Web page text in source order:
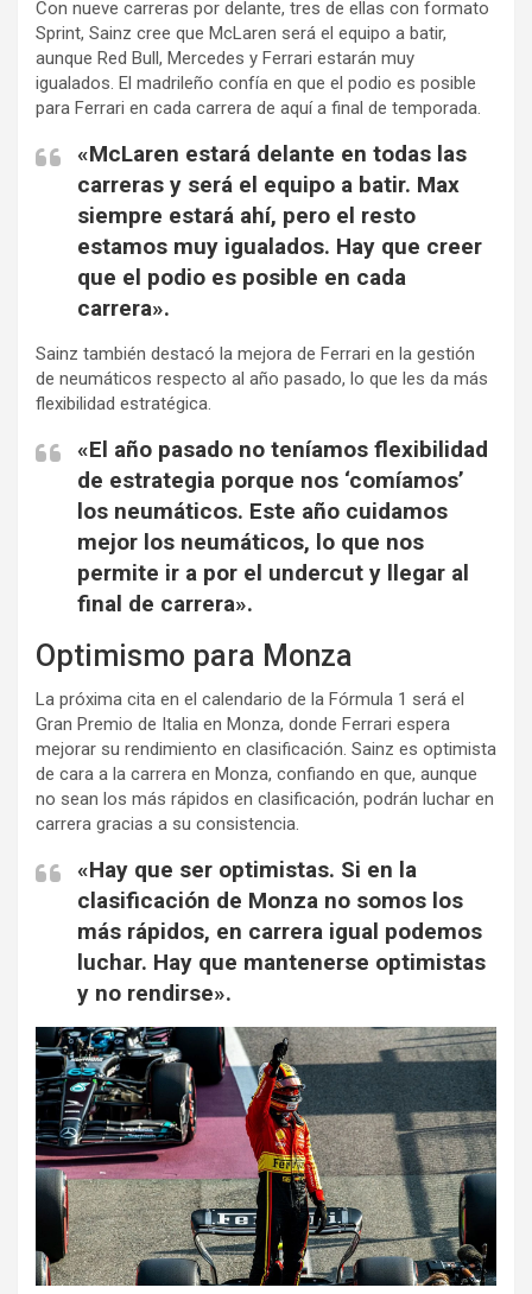
Con nueve carreras por delante, tres de ellas con formato
Sprint, Sainz cree que McLaren será el equipo a batir,
aunque Red Bull, Mercedes y Ferrari estarán muy
igualados. El madrileño confía en que el podio es posible
para Ferrari en cada carrera de aquí a final de temporada.
«McLaren estará delante en todas las
carreras y será el equipo a batir. Max
siempre estará ahí, pero el resto
estamos muy igualados. Hay que creer
que el podio es posible en cada
carrera».
Sainz también destacó la mejora de Ferrari en la gestión
de neumáticos respecto al año pasado, lo que les da más
flexibilidad estratégica.
«El año pasado no teníamos flexibilidad
de estrategia porque nos ‘comíamos’
los neumáticos. Este año cuidamos
mejor los neumáticos, lo que nos
permite ir a por el undercut y llegar al
final de carrera».
Optimismo para Monza
La próxima cita en el calendario de la Fórmula 1 será el
Gran Premio de Italia en Monza, donde Ferrari espera
mejorar su rendimiento en clasificación. Sainz es optimista
de cara a la carrera en Monza, confiando en que, aunque
no sean los más rápidos en clasificación, podrán luchar en
carrera gracias a su consistencia.
«Hay que ser optimistas. Si en la
clasificación de Monza no somos los
más rápidos, en carrera igual podemos
luchar. Hay que mantenerse optimistas
y no rendirse».